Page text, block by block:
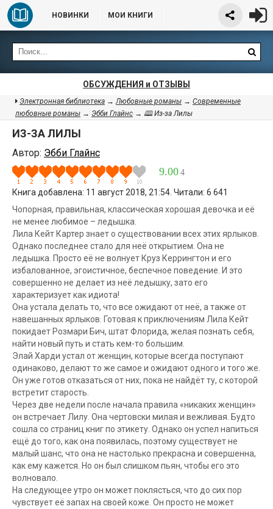
НОВИНКИ МОИ КНИГИ
ОБСУЖДЕНИЯ и ОТЗЫВЫ
Электронная библиотека →Любовные романы → Современные
любовные романы → Эбби Глайнс → 🕮 Из-за Лилы
ИЗ-ЗА ЛИЛЫ
Автор: Эбби Глайнс
9.00 4
Книга добавлена: 11 август 2018, 21:54. Читали: 6 641
Чопорная, правильная, классическая хорошая девочка и её
не менее любимое – ледышка.
Лила Кейт Картер знает о существовании всех этих ярлыков.
Однако последнее стало для неё открытием. Она не
ледышка. Просто её не волнует Круз Керрингтон и его
избалованное, эгоистичное, беспечное поведение. И это
совершенно не делает из неё ледышку, зато его
характеризует как идиота!
Она устала делать то, что все ожидают от неё, а также от
навешанных ярлыков. Готовая к приключениям Лила Кейт
покидает Розмари Бич, штат Флорида, желая познать себя,
найти новый путь и стать кем-то большим.
Элай Харди устал от женщин, которые всегда поступают
одинаково, делают то же самое и ожидают одного и того же.
Он уже готов отказаться от них, пока не найдёт ту, с которой
встретит старость.
Через две недели после начала правила «никаких женщин»
он встречает Лилу. Она чертовски милая и вежливая. Будто
сошла со страниц книг по этикету. Однако он успел напиться
ещё до того, как она появилась, поэтому существует не
малый шанс, что она не настолько прекрасна и совершенна,
как ему кажется. Но он был слишком пьян, чтобы его это
волновало.
На следующее утро он может поклясться, что до сих пор
чувствует её запах на своей коже. Он просто не может